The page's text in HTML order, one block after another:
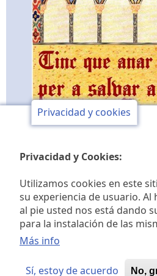
Club de
estudios
Privacidad y cookies
Privacidad y Cookies:
Utilizamos cookies en este
su experiencia de usuario. Al
al pie usted nos está dando
para la instalación de las
Más info
Sí, estoy de acuerdo No,